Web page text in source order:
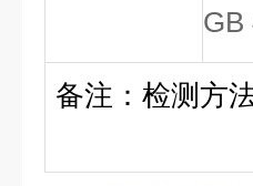
GB
备注：检测方